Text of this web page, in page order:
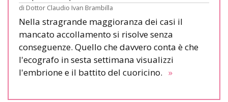
di Dottor Claudio Ivan Brambilla
Nella stragrande maggioranza dei casi il
mancato accollamento si risolve senza
conseguenze. Quello che davvero conta è che
l'ecografo in sesta settimana visualizzi
l'embrione e il battito del cuoricino. »